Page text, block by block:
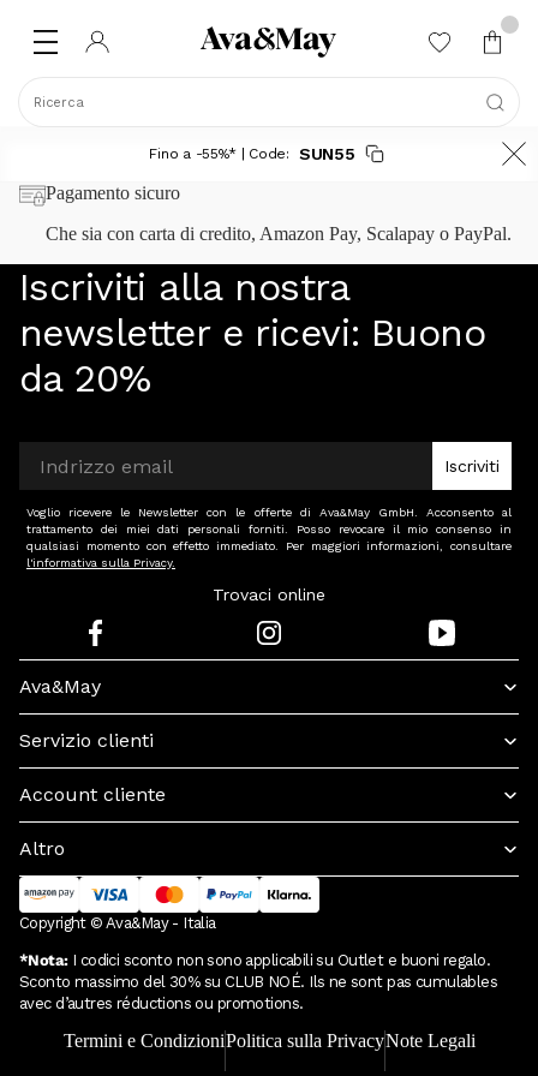
Ricerca
Fino a -55%* | Code: SUN55
Pagamento sicuro
Che sia con carta di credito, Amazon Pay, Scalapay o PayPal.
Iscriviti alla nostra
newsletter e ricevi: Buono
da 20%
Iscriviti
Voglio ricevere le Newsletter con le offerte di Ava&May GmbH. Acconsento al
trattamento dei miei dati personali forniti. Posso revocare il mio consenso in
qualsiasi momento con effetto immediato. Per maggiori informazioni, consultare
l'informativa sulla Privacy.
Trovaci online
Ava&May
Servizio clienti
Account cliente
Altro
Copyright © Ava&May - Italia
*Nota:I codici sconto non sono applicabili su Outlet e buoni regalo.
Sconto massimo del 30% su CLUB NOÉ. Ils ne sont pas cumulables
avec d’autres réductions ou promotions.
Termini e CondizioniPolitica sulla PrivacyNote Legali